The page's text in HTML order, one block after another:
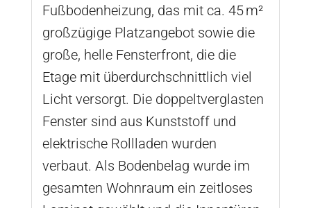
Fußbodenheizung, das mit ca. 45 m²
großzügige Platzangebot sowie die
große, helle Fensterfront, die die
Etage mit überdurchschnittlich viel
Licht versorgt. Die doppeltverglasten
Fenster sind aus Kunststoff und
elektrische Rollladen wurden
verbaut. Als Bodenbelag wurde im
gesamten Wohnraum ein zeitloses